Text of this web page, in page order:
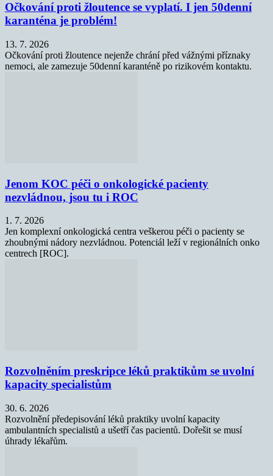
Očkování proti žloutence se vyplatí. I jen 50denní
karanténa je problém!
13. 7. 2026
Očkování proti žloutence nejenže chrání před vážnými příznaky
nemoci, ale zamezuje 50denní karanténě po rizikovém kontaktu.
Jenom KOC péči o onkologické pacienty
nezvládnou, jsou tu i ROC
1. 7. 2026
Jen komplexní onkologická centra veškerou péči o pacienty se
zhoubnými nádory nezvládnou. Potenciál leží v regionálních onko
centrech [ROC].
Rozvolněním preskripce léků praktikům se uvolní
kapacity specialistům
30. 6. 2026
Rozvolnění předepisování léků praktiky uvolní kapacity
ambulantních specialistů a ušetří čas pacientů. Dořešit se musí
úhrady lékařům.